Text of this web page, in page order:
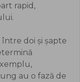
rapid,
doi și șapte
au o fază de